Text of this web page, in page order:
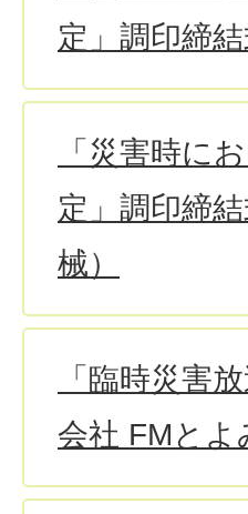
定」調印締
「災害時に
定」調印締
械）
「臨時災害
会社 FMとよ